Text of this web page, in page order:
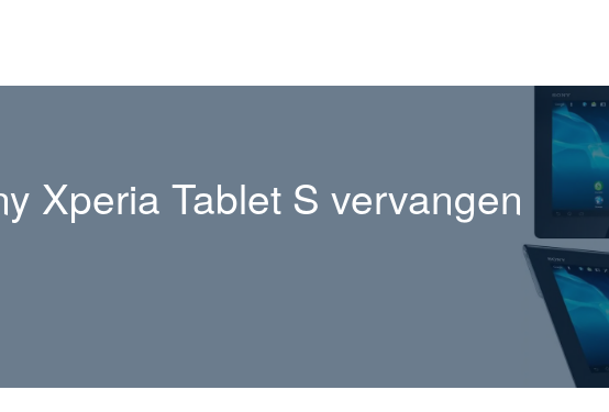
Xperia Tablet S vervangen